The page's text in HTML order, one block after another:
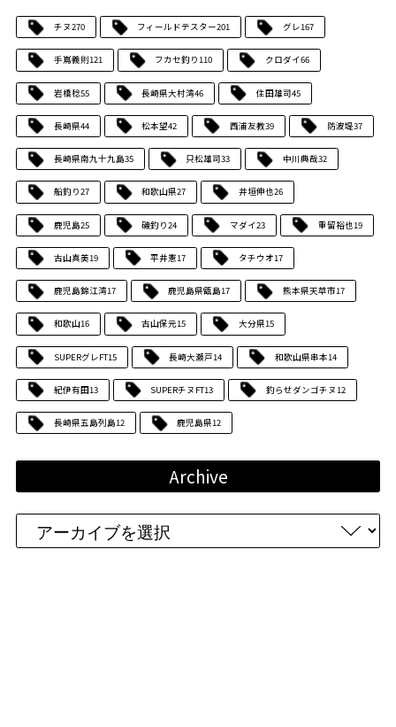
チヌ270 フィールドテスター201 グレ167
手嶌義則121 フカセ釣り110 クロダイ66
岩橋稔55 長崎県大村湾46 住田雄司45
長崎県44 松本望42 西浦友教39 防波堤37
長崎県南九十九島35 只松雄司33 中川典哉32
船釣り27 和歌山県27 井垣伸也26
鹿児島25 磯釣り24 マダイ23 重留裕也19
古山真美19 平井憲17 タチウオ17
鹿児島錦江湾17 鹿児島県甑島17 熊本県天草市17
和歌山16 古山保元15 大分県15
SUPERグレFT15 長崎大瀬戸14 和歌山県串本14
紀伊有田13 SUPERチヌFT13 釣らせダンゴチヌ12
長崎県五島列島12 鹿児島県12
Archive